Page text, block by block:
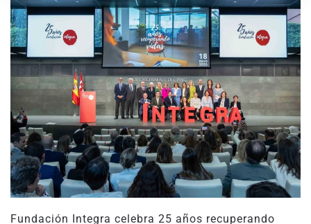
Fundación Integra celebra 25 años recuperando